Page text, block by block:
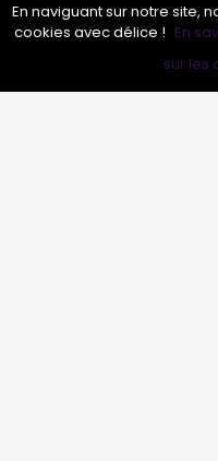
Annuaire Pro
Inscrire
Les
En naviguant sur notre site,
cookies avec délice ! En
sur les